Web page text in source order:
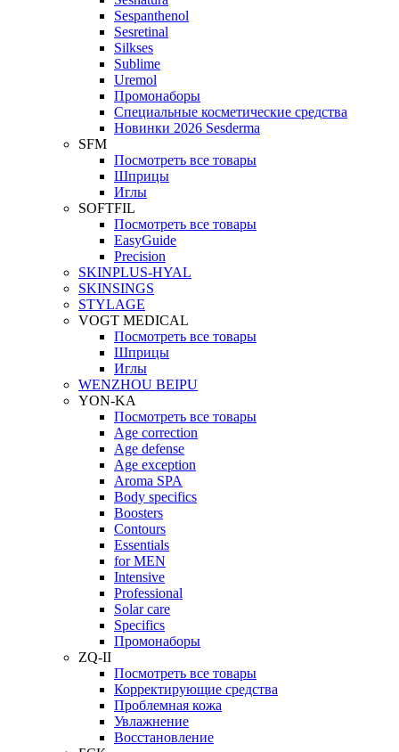
Sespanthenol
Sesretinal
Silkses
Sublime
Uremol
Промонаборы
Специальные косметические средства
Новинки 2026 Sesderma
SFM
Посмотреть все товары
Шприцы
Иглы
SOFTFIL
Посмотреть все товары
EasyGuide
Precision
SKINPLUS-HYAL
SKINSINGS
STYLAGE
VOGT MEDICAL
Посмотреть все товары
Шприцы
Иглы
WENZHOU BEIPU
YON-KA
Посмотреть все товары
Age correction
Age defense
Age exception
Aroma SPA
Body specifics
Boosters
Contours
Essentials
for MEN
Intensive
Professional
Solar care
Specifics
Промонаборы
ZQ-II
Посмотреть все товары
Корректирующие средства
Проблемная кожа
Увлажнение
Восстановление